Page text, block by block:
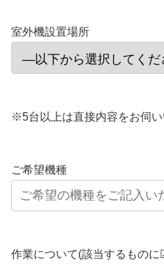
室外機設置場所
※5台以上は直接内容をお伺い
ご希望機種
作業について(該当するもの